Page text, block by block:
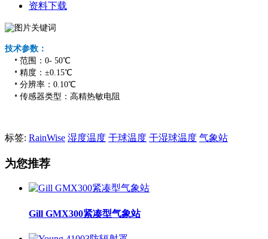
资料下载
技术参数：
• 范围：0- 50℃
• 精度：±0.15℃
• 分辨率：0.10℃
• 传感器类型：高精热敏电阻
标签: RainWise 湿度温度 干球温度 干湿球温度 气象站
为您推荐
Gill GMX300紧凑型气象站